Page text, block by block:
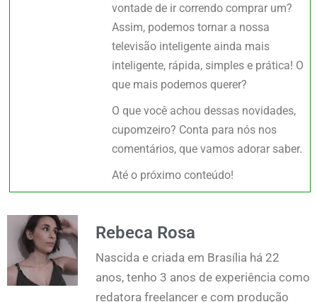
vontade de ir correndo comprar um?
Assim, podemos tornar a nossa
televisão inteligente ainda mais
inteligente, rápida, simples e prática! O
que mais podemos querer?
O que você achou dessas novidades,
cupomzeiro? Conta para nós nos
comentários, que vamos adorar saber.
Até o próximo conteúdo!
Rebeca Rosa
Nascida e criada em Brasília há 22
anos, tenho 3 anos de experiência como
redatora freelancer e com produção